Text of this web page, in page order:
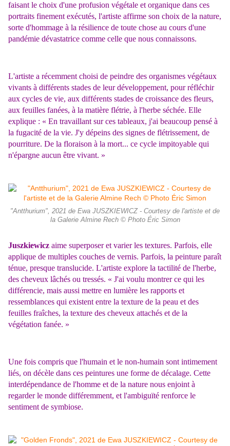
faisant le choix d'une profusion végétale et organique dans ces
portraits finement exécutés, l'artiste affirme son choix de la nature,
sorte d'hommage à la résilience de toute chose au cours d'une
pandémie dévastatrice comme celle que nous connaissons.
L'artiste a récemment choisi de peindre des organismes végétaux
vivants à différents stades de leur développement, pour réfléchir
aux cycles de vie, aux différents stades de croissance des fleurs,
aux feuilles fanées, à la matière flétrie, à l'herbe séchée. Elle
explique : « En travaillant sur ces tableaux, j'ai beaucoup pensé à
la fugacité de la vie. J'y dépeins des signes de flétrissement, de
pourriture. De la floraison à la mort... ce cycle impitoyable qui
n'épargne aucun être vivant. »
"Antthurium", 2021 de Ewa JUSZKIEWICZ - Courtesy de l'artiste et de
la Galerie Almine Rech © Photo Éric Simon
Juszkiewicz aime superposer et varier les textures. Parfois, elle
applique de multiples couches de vernis. Parfois, la peinture paraît
ténue, presque translucide. L'artiste explore la tactilité de l'herbe,
des cheveux lâchés ou tressés. « J'ai voulu montrer ce qui les
différencie, mais aussi mettre en lumière les rapports et
ressemblances qui existent entre la texture de la peau et des
feuilles fraîches, la texture des cheveux attachés et de la
végétation fanée. »
Une fois compris que l'humain et le non-humain sont intimement
liés, on décèle dans ces peintures une forme de décalage. Cette
interdépendance de l'homme et de la nature nous enjoint à
regarder le monde différemment, et l'ambiguïté renforce le
sentiment de symbiose.